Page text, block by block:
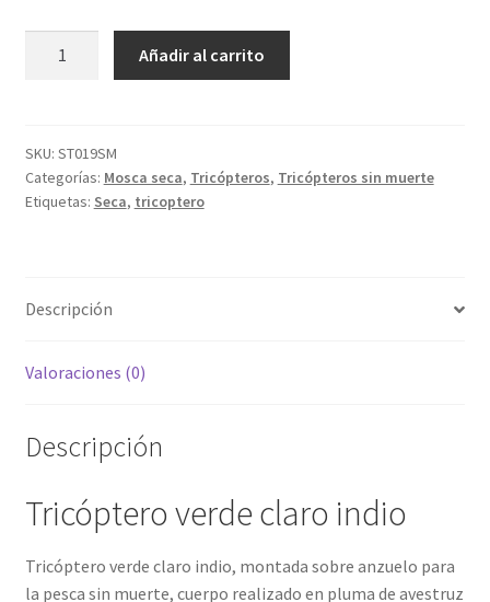
sin
muerte
cantidad
Añadir al carrito
SKU: ST019SM
Categorías: Mosca seca, Tricópteros, Tricópteros sin muerte
Etiquetas: Seca, tricoptero
Descripción
Valoraciones (0)
Descripción
Tricóptero verde claro indio
Tricóptero verde claro indio, montada sobre anzuelo para
la pesca sin muerte, cuerpo realizado en pluma de avestruz